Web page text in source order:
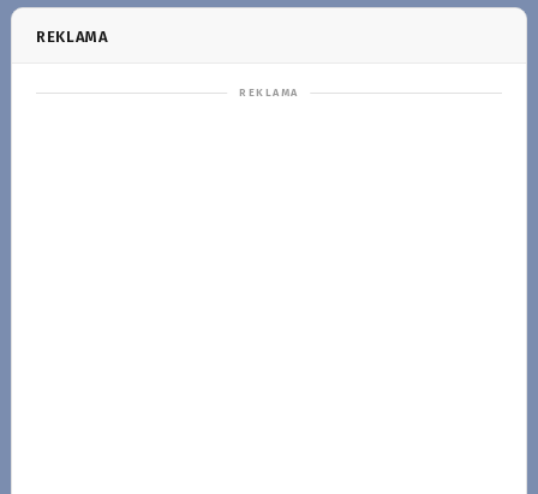
REKLAMA